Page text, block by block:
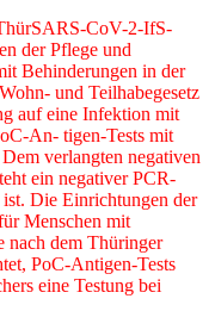
CoV-2-IfS-
der Pflege und
Behinderungen in der
und Teilhabegesetz
auf eine Infektion mit
An- tigen-Tests mit
verlangten negativen
ein negativer PCR-
Die Einrichtungen der
Menschen mit
nach dem Thüringer
PoC-Antigen-Tests
eine Testung bei